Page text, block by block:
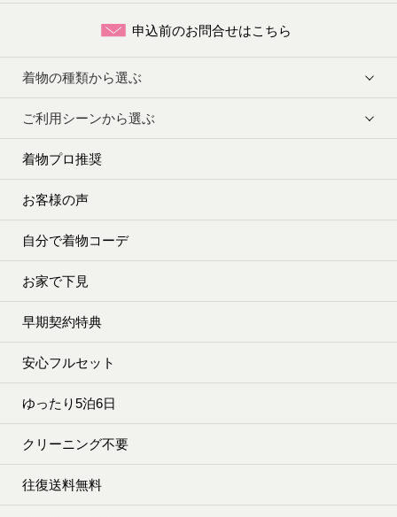
申込前のお問合せはこちら
着物の種類から選ぶ
ご利用シーンから選ぶ
着物プロ推奨
お客様の声
自分で着物コーデ
お家で下見
早期契約特典
安心フルセット
ゆったり5泊6日
クリーニング不要
往復送料無料